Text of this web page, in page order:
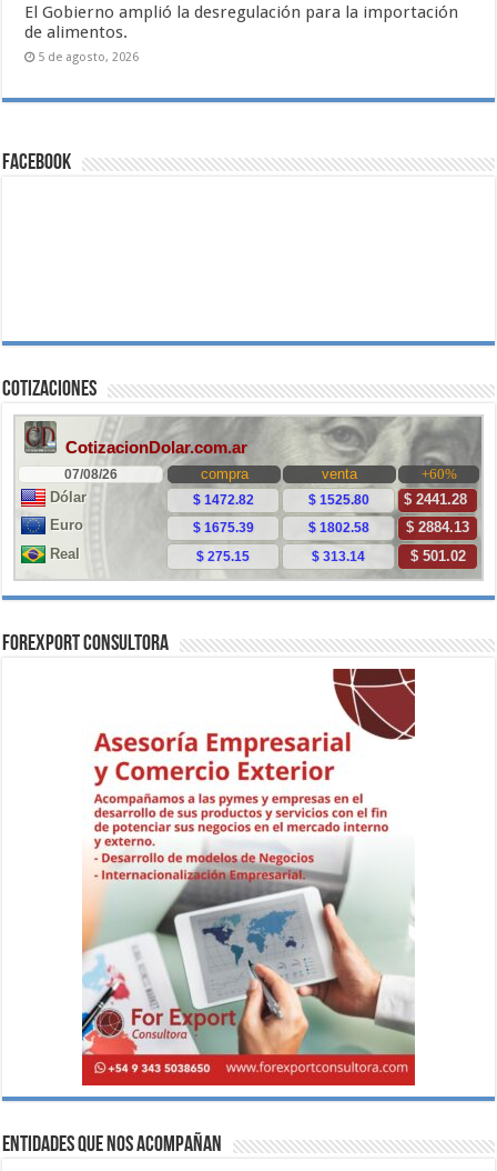
El Gobierno amplió la desregulación para la importación
de alimentos.
5 de agosto, 2026
Facebook
Cotizaciones
ForExport Consultora
Entidades que nos acompañan